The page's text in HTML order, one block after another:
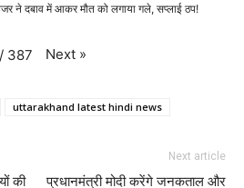
ने दबाव में आकर मौत को लगाया गले, सप्लाई ठप!
/ 387 Next »
uttarakhand latest hindi news
की
Next article
प्रधानमंत्री मोदी करेंगे जनकताल और